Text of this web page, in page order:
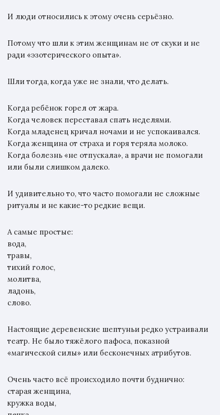
И люди относились к этому очень серьёзно.
Потому что шли к этим женщинам не от скуки и не
ради «эзотерического опыта».
Шли тогда, когда уже не знали, что делать.
Когда ребёнок горел от жара.
Когда человек переставал спать неделями.
Когда младенец кричал ночами и не успокаивался.
Когда женщина от страха и горя теряла молоко.
Когда болезнь «не отпускала», а врачи не помогали
или были слишком далеко.
И удивительно то, что часто помогали не сложные
ритуалы и не какие-то редкие вещи.
А самые простые:
вода,
травы,
тихий голос,
молитва,
ладонь,
слово.
Настоящие деревенские шептуньи редко устраивали
театр. Не было тяжёлого пафоса, показной
«магической силы» или бесконечных атрибутов.
Очень часто всё происходило почти буднично:
старая женщина,
кружка воды,